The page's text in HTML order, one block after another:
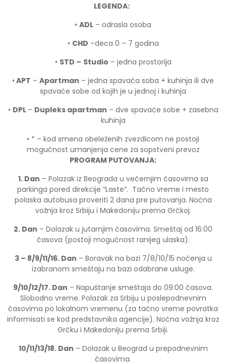
LEGENDA:
• ADL – odrasla osoba
• CHD –deca 0 – 7 godina
• STD – Studio – jedna prostorija
• APT – Apartman – jedna spavaća soba + kuhinja ili dve
spavaće sobe od kojih je u jednoj i kuhinja
• DPL – Dupleks apartman – dve spavaće sobe + zasebna
kuhinja
• * – kod smena obeleženih zvezdicom ne postoji
mogućnost umanjenja cene za sopstveni prevoz
PROGRAM PUTOVANJA:
1. Dan – Polazak iz Beograda u večernjim časovima sa
parkinga pored direkcije “Laste”. Tačno vreme i mesto
polaska autobusa proveriti 2 dana pre putovanja. Noćna
vožnja kroz Srbiju i Makedoniju prema Grčkoj.
2. Dan – Dolazak u jutarnjim časovima. Smeštaj od 16:00
časova (postoji mogućnost ranijeg ulaska).
3 – 8/9/11/16. Dan – Boravak na bazi 7/8/10/15 noćenja u
izabranom smeštaju na bazi odabrane usluge.
9/10/12/17. Dan – Napuštanje smeštaja do 09:00 časova.
Slobodno vreme. Polazak za Srbiju u poslepodnevnim
časovima po lokalnom vremenu (za tačno vreme povratka
informisati se kod predstavnika agencije). Noćna vožnja kroz
Grčku i Makedoniju prema Srbiji.
10/11/13/18. Dan – Dolazak u Beograd u prepodnevnim
časovima.